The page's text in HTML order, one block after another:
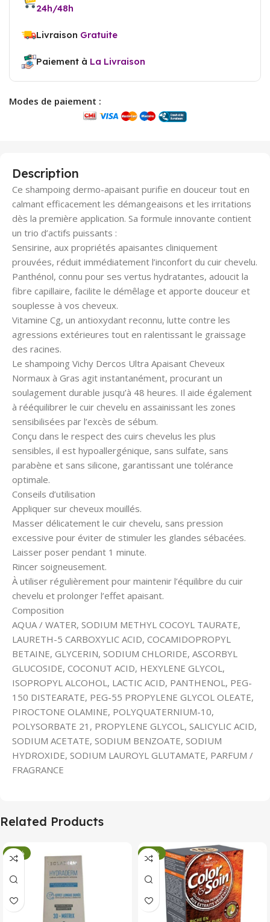
24h/48h
Livraison Gratuite
Paiement à La Livraison
Modes de paiement :
Description
Ce shampoing dermo-apaisant purifie en douceur tout en
calmant efficacement les démangeaisons et les irritations
dès la première application. Sa formule innovante contient
un trio d’actifs puissants :
Sensirine, aux propriétés apaisantes cliniquement
prouvées, réduit immédiatement l’inconfort du cuir chevelu.
Panthénol, connu pour ses vertus hydratantes, adoucit la
fibre capillaire, facilite le démêlage et apporte douceur et
souplesse à vos cheveux.
Vitamine Cg, un antioxydant reconnu, lutte contre les
agressions extérieures tout en ralentissant le graissage
des racines.
Le shampoing Vichy Dercos Ultra Apaisant Cheveux
Normaux à Gras agit instantanément, procurant un
soulagement durable jusqu’à 48 heures. Il aide également
à rééquilibrer le cuir chevelu en assainissant les zones
sensibilisées par l’excès de sébum.
Conçu dans le respect des cuirs chevelus les plus
sensibles, il est hypoallergénique, sans sulfate, sans
parabène et sans silicone, garantissant une tolérance
optimale.
Conseils d’utilisation
Appliquer sur cheveux mouillés.
Masser délicatement le cuir chevelu, sans pression
excessive pour éviter de stimuler les glandes sébacées.
Laisser poser pendant 1 minute.
Rincer soigneusement.
À utiliser régulièrement pour maintenir l’équilibre du cuir
chevelu et prolonger l’effet apaisant.
Composition
AQUA / WATER, SODIUM METHYL COCOYL TAURATE,
LAURETH-5 CARBOXYLIC ACID, COCAMIDOPROPYL
BETAINE, GLYCERIN, SODIUM CHLORIDE, ASCORBYL
GLUCOSIDE, COCONUT ACID, HEXYLENE GLYCOL,
ISOPROPYL ALCOHOL, LACTIC ACID, PANTHENOL, PEG-
150 DISTEARATE, PEG-55 PROPYLENE GLYCOL OLEATE,
PIROCTONE OLAMINE, POLYQUATERNIUM-10,
POLYSORBATE 21, PROPYLENE GLYCOL, SALICYLIC ACID,
SODIUM ACETATE, SODIUM BENZOATE, SODIUM
HYDROXIDE, SODIUM LAUROYL GLUTAMATE, PARFUM /
FRAGRANCE
Related Products
-34% -34%